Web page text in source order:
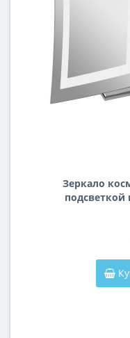
Зеркало
подсветкой